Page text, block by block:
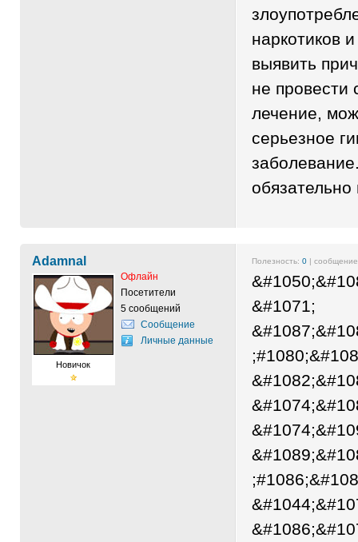
наркотиков
выявить
не провести
лечение,
серьезное
обязательно
Adamnal
Новичок
Офлайн
Посетители
5 сообщений
Сообщение
Личные данные
Полезность: 0 |
&#1071;